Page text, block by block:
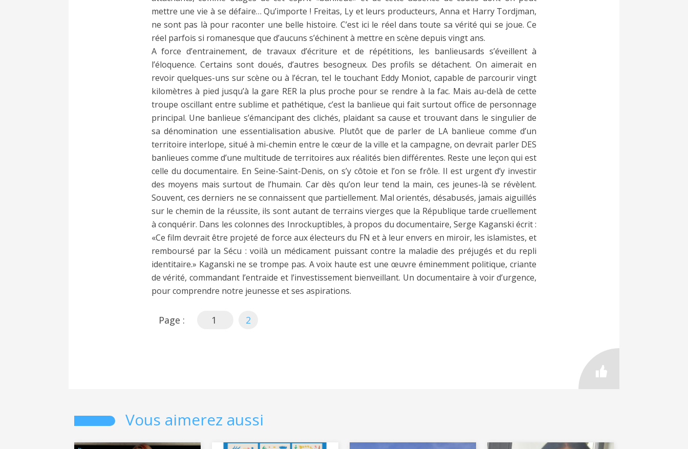
mettre une vie à se défaire… Qu’importe ! Freitas, Ly et leurs producteurs, Anna et Harry Tordjman,
ne sont pas là pour raconter une belle histoire. C’est ici le réel dans toute sa vérité qui se joue. Ce
réel parfois si romanesque que d’aucuns s’échinent à mettre en scène depuis vingt ans.
A force d’entrainement, de travaux d’écriture et de répétitions, les banlieusards s’éveillent à
l’éloquence. Certains sont doués, d’autres besogneux. Des profils se détachent. On aimerait en
revoir quelques-uns sur scène ou à l’écran, tel le touchant Eddy Moniot, capable de parcourir vingt
kilomètres à pied jusqu’à la gare RER la plus proche pour se rendre à la fac. Mais au-delà de cette
troupe oscillant entre sublime et pathétique, c’est la banlieue qui fait surtout office de personnage
principal. Une banlieue s’émancipant des clichés, plaidant sa cause et trouvant dans le singulier de
sa dénomination une essentialisation abusive. Plutôt que de parler de LA banlieue comme d’un
territoire interlope, situé à mi-chemin entre le cœur de la ville et la campagne, on devrait parler DES
banlieues comme d’une multitude de territoires aux réalités bien différentes. Reste une leçon qui est
celle du documentaire. En Seine-Saint-Denis, on s’y côtoie et l’on se frôle. Il est urgent d’y investir
des moyens mais surtout de l’humain. Car dès qu’on leur tend la main, ces jeunes-là se révèlent.
Souvent, ces derniers ne se connaissent que partiellement. Mal orientés, désabusés, jamais aiguillés
sur le chemin de la réussite, ils sont autant de terrains vierges que la République tarde cruellement
à conquérir. Dans les colonnes des Inrockuptibles, à propos du documentaire, Serge Kaganski écrit :
«Ce film devrait être projeté de force aux électeurs du FN et à leur envers en miroir, les islamistes, et
remboursé par la Sécu : voilà un médicament puissant contre la maladie des préjugés et du repli
identitaire.» Kaganski ne se trompe pas. A voix haute est une œuvre éminemment politique, criante
de vérité, commandant l’entraide et l’investissement bienveillant. Un documentaire à voir d’urgence,
pour comprendre notre jeunesse et ses aspirations.
Page : 1 2
Vous aimerez aussi